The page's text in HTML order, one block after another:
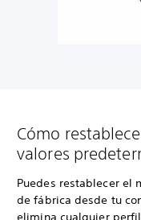
Cómo
valores
Puedes restablecer el
de fábrica desde tu
elimina cualquier